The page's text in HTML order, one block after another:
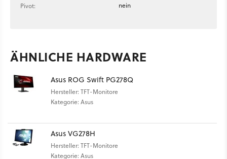
Pivot:
nein
ÄHNLICHE HARDWARE
Asus ROG Swift PG278Q
Hersteller: TFT-Monitore
Kategorie: Asus
Asus VG278H
Hersteller: TFT-Monitore
Kategorie: Asus